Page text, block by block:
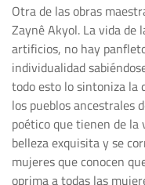
Otra de las obras
Zaynê Akyol. La vida de
artificios, no hay
individualidad
todo esto lo sintoniza la
los pueblos ancestrales
poético que tienen de la
belleza exquisita y se
mujeres que conocen
oprima a todas las